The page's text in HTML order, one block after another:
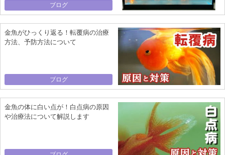
ブログ
金魚がひっくり返る！転覆病の治療
方法、予防方法について
ブログ
金魚の体に白い点が！白点病の原因
や治療法について解説します